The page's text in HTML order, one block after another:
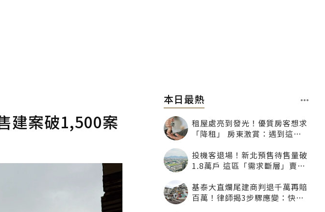
建案破1,500案
本日最熱
租屋處亮到發光！優質房客想求
「降租」 房東激賞：遇到這種
投機客退場！新北預售待售量破
1.8萬戶 這區「需求斷層」賣壓
基泰大直爛尾建商判退千萬再賠
百萬！律師揭3步驟應變：快通